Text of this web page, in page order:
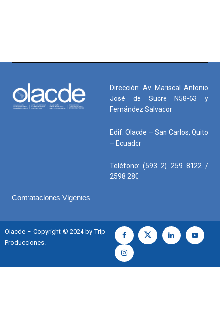
Dirección: Av. Mariscal Antonio
José de Sucre N58-63 y
Fernández Salvador
Edif. Olacde – San Carlos, Quito
– Ecuador
Teléfono: (593 2) 259 8122 /
2598 280
Contrataciones Vigentes
Olacde – Copyright © 2024 by Trip
Producciones.